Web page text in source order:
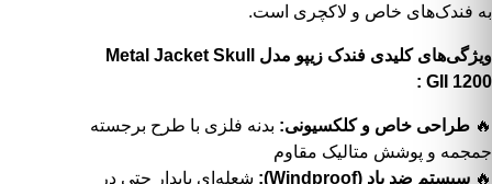
به فندک‌های خاص و لاکچری است.
ویژگی‌های کلیدی فندک زیپو مدل Metal Jacket Skull
GII 1200 :
🔥 طراحی خاص و کلکسیونی: بدنه فلزی با طرح برجسته
جمجمه و پوشش متالیک مقاوم
🔥 سیستم ضد باد (Windproof):
شعله‌ای پایدار حتی در